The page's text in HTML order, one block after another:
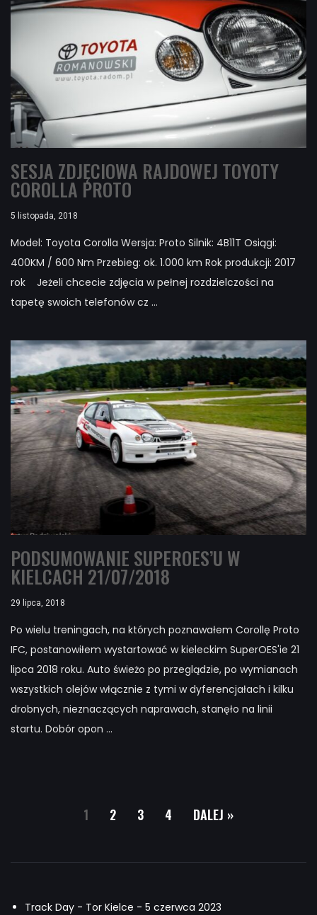
SESJA ZDJĘCIOWA RAJDOWEJ TOYOTY
COROLLA PROTO
5 listopada, 2018
Model: Toyota Corolla Wersja: Proto Silnik: 4B11T Osiągi:
400KM / 600 Nm Przebieg: ok. 1.000 km Rok produkcji: 2017
rok Jeżeli chcecie zdjęcia w pełnej rozdzielczości na
tapetę swoich telefonów cz ...
PODSUMOWANIE SUPEROES’U W
KIELCACH 21/07/2018
29 lipca, 2018
Po wielu treningach, na których poznawałem Corollę Proto
IFC, postanowiłem wystartować w kieleckim SuperOES'ie 21
lipca 2018 roku. Auto świeżo po przeglądzie, po wymianach
wszystkich olejów włącznie z tymi w dyferencjałach i kilku
drobnych, nieznaczących naprawach, stanęło na linii
startu. Dobór opon ...
1 2 3 4 DALEJ »
Track Day - Tor Kielce - 5 czerwca 2023